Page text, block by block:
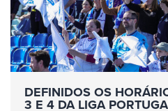
DEFINIDOS OS
3 E 4 DA LIGA